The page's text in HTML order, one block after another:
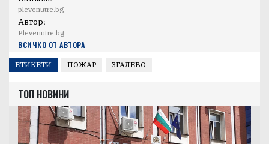
plevenutre.bg
Автор:
Plevenutre.bg
ВСИЧКО ОТ АВТОРА
ЕТИКЕТИ ПОЖАР ЗГАЛЕВО
ТОП НОВИНИ